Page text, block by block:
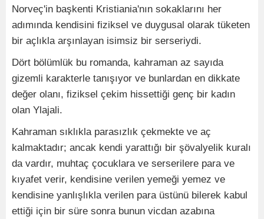
Norveç'in başkenti Kristiania'nın sokaklarını her
adımında kendisini fiziksel ve duygusal olarak tüketen
bir açlıkla arşınlayan isimsiz bir serseriydi.
Dört bölümlük bu romanda, kahraman az sayıda
gizemli karakterle tanışıyor ve bunlardan en dikkate
değer olanı, fiziksel çekim hissettiği genç bir kadın
olan Ylajali.
Kahraman sıklıkla parasızlık çekmekte ve aç
kalmaktadır; ancak kendi yarattığı bir şövalyelik kuralı
da vardır, muhtaç çocuklara ve serserilere para ve
kıyafet verir, kendisine verilen yemeği yemez ve
kendisine yanlışlıkla verilen para üstünü bilerek kabul
ettiği için bir süre sonra bunun vicdan azabına